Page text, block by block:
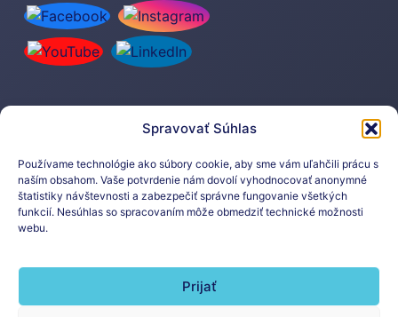
Spravovať Súhlas
Používame technológie ako súbory cookie, aby sme vám uľahčili prácu s
naším obsahom. Vaše potvrdenie nám dovolí vyhodnocovať anonymné
štatistiky návštevnosti a zabezpečiť správne fungovanie všetkých
funkcií. Nesúhlas so spracovaním môže obmedziť technické možnosti
webu.
Prijať
Prihláste sa na odber nášho
newslettera
Prihlásiť sa na odber